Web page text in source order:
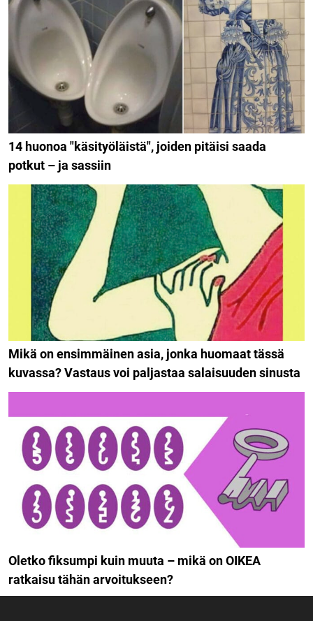
14 huonoa "käsityöläistä", joiden pitäisi saada
potkut – ja sassiin
Mikä on ensimmäinen asia, jonka huomaat tässä
kuvassa? Vastaus voi paljastaa salaisuuden sinusta
Oletko fiksumpi kuin muuta – mikä on OIKEA
ratkaisu tähän arvoitukseen?